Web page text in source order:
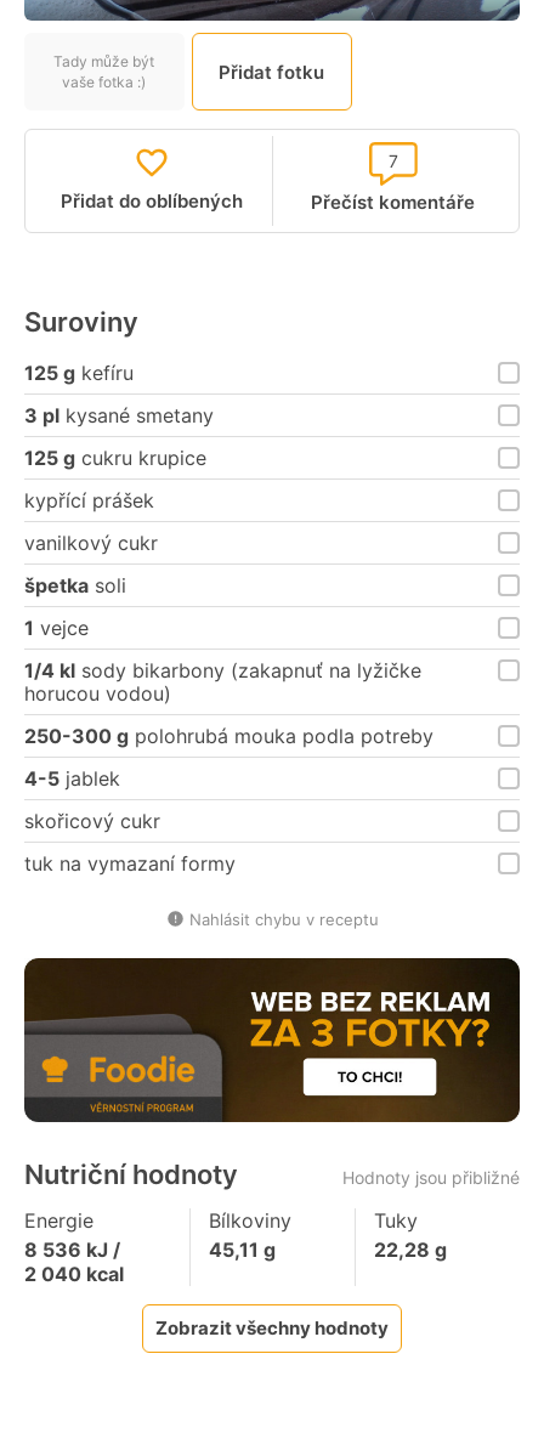
Tady může být
vaše fotka :)
Přidat fotku
Přidat do oblíbených Přečíst komentáře
7
Suroviny
125 g kefíru
3 pl kysané smetany
125 g cukru krupice
kypřící prášek
vanilkový cukr
špetka soli
1 vejce
1/4 kl sody bikarbony (zakapnuť na lyžičke
horucou vodou)
250-300 g polohrubá mouka podla potreby
4-5 jablek
skořicový cukr
tuk na vymazaní formy
Nahlásit chybu v receptu
Nutriční hodnoty Hodnoty jsou přibližné
Energie
8 536 kJ /
2 040 kcal
Bílkoviny
45,11 g
Tuky
22,28 g
Zobrazit všechny hodnoty